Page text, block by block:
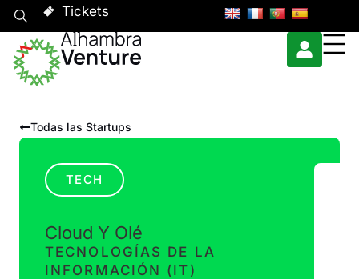
Tickets
Todas las Startups
TECH
Cloud Y Olé
TECNOLOGÍAS DE LA
INFORMACIÓN (IT)